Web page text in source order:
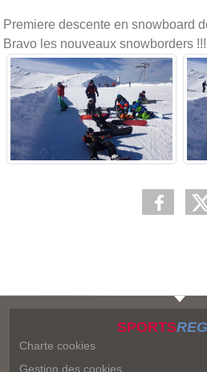
Premiere descente en snowboard
Bravo les nouveaux snowborders
SPORTS
Charte cookies
Gestion des cookies